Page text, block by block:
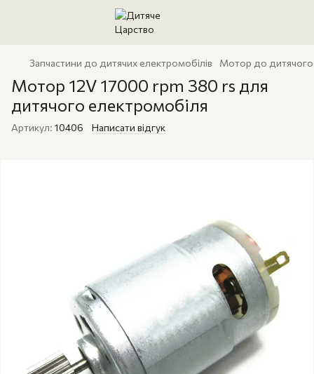
Запчастини до дитячих електромобілів Мотор до дитячого
Мотор 12V 17000 rpm 380 rs для
дитячого електромобіля
Артикул: 10406 Написати відгук